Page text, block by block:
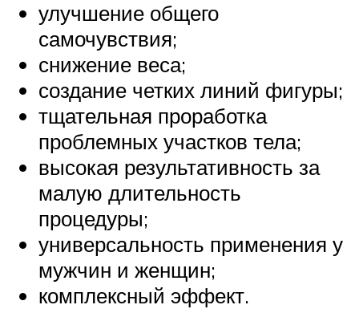
улучшение общего
самочувствия;
снижение веса;
создание четких линий фигуры;
тщательная проработка
проблемных участков тела;
высокая результативность за
малую длительность
процедуры;
универсальность применения у
мужчин и женщин;
комплексный эффект.